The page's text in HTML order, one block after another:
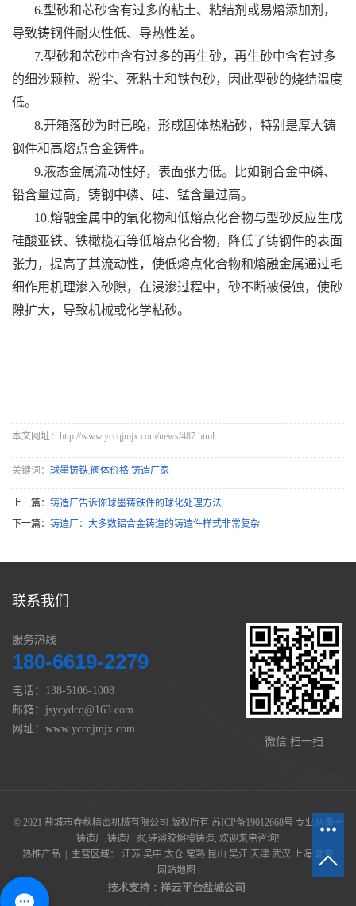
6.型砂和芯砂含有过多的粘土、粘结剂或易熔添加剂，
导致铸钢件耐火性低、导热性差。
7.型砂和芯砂中含有过多的再生砂，再生砂中含有过多
的细沙颗粒、粉尘、死粘土和铁包砂，因此型砂的烧结温度
低。
8.开箱落砂为时已晚，形成固体热粘砂，特别是厚大铸
钢件和高熔点合金铸件。
9.液态金属流动性好，表面张力低。比如铜合金中磷、
铅含量过高，铸钢中磷、硅、锰含量过高。
10.熔融金属中的氧化物和低熔点化合物与型砂反应生成
硅酸亚铁、铁橄榄石等低熔点化合物，降低了铸钢件的表面
张力，提高了其流动性，使低熔点化合物和熔融金属通过毛
细作用机理渗入砂隙，在浸渗过程中，砂不断被侵蚀，使砂
隙扩大，导致机械或化学粘砂。
本文网址：http://www.yccqjmjx.com/news/487.html
关键词： 球墨铸铁,阀体价格,铸造厂家
上一篇： 铸造厂告诉你球墨铸铁件的球化处理方法
下一篇： 铸造厂：大多数铝合金铸造的铸造件样式非常复杂
联系我们
服务热线
180-6619-2279
电话：138-5106-1008
邮箱：jsycydcq@163.com
网址：www.yccqjmjx.com
微信 扫一扫
© 2021 盐城市春秋精密机械有限公司 版权所有 苏ICP备19012668号 专业从事于
铸造厂 ,铸造厂家,硅溶胶熔模铸造, 欢迎来电咨询!
热推产品 | 主营区域： 江苏 吴中 太仓 常熟 昆山 吴江 天津 武汉 上海 北京
网站地图